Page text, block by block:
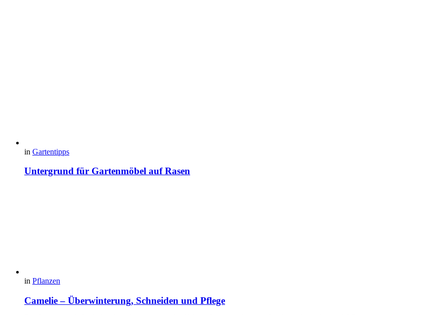
in Gartentipps
Untergrund für Gartenmöbel auf Rasen
in Pflanzen
Camelie – Überwinterung, Schneiden und Pflege